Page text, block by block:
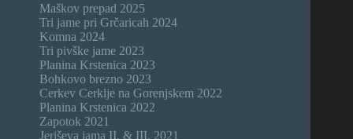
Maškov prepad 2025
Tri jame pri Grčaricah 2024
Komna 2024
Tri pivške jame 2023
Planina Krstenica 2023
Bohkovo brezno 2023
Cerkev Cerklje na Gorenjskem 2022
Planina Krstenica 2022
Zapotok 2021
Jeriševa jama II. & III. 2021